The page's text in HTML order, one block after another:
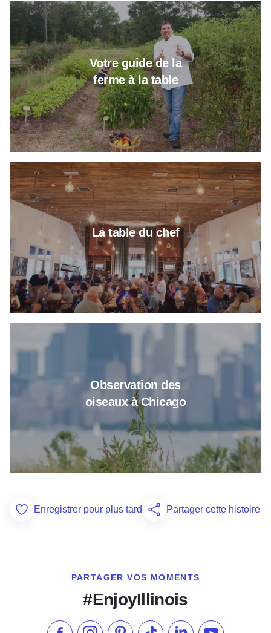
Votre guide de la
ferme à la table
En savoir plus sur le guide de
La table du chef
En savoir plus sur la table des
Observation des
oiseaux à Chicago
En savoir plus sur
Add to Favorites
Enregistrer pour plus tard Partager cette histoire
PARTAGER VOS MOMENTS
#EnjoyIllinois